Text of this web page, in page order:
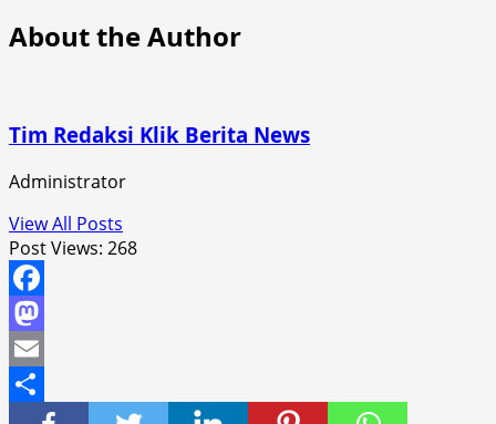
About the Author
Tim Redaksi Klik Berita News
Administrator
View All Posts
Post Views: 268
Facebook
Mastodon
Email